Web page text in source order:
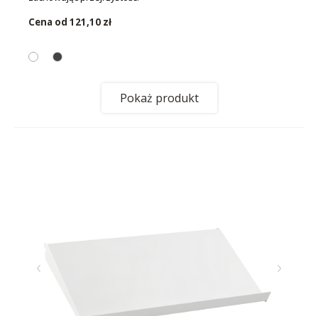
Cena od 121,10 zł
Pokaż produkt